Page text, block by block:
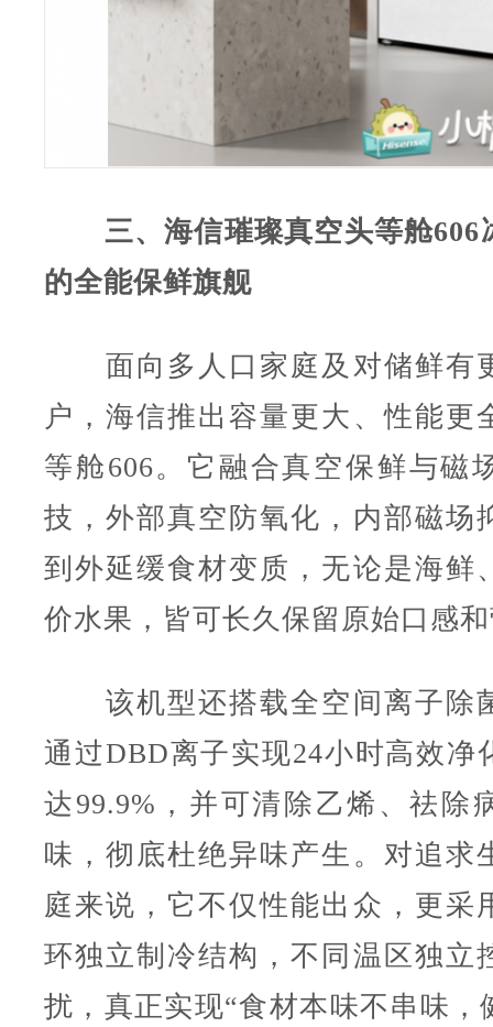
三、海信璀璨真空头等舱606
的全能保鲜旗舰
面向多人口家庭及对储鲜有
户，海信推出容量更大、性能更
等舱606。它融合真空保鲜与磁
技，外部真空防氧化，内部磁场
到外延缓食材变质，无论是海鲜
价水果，皆可长久保留原始口感
该机型还搭载全空间离子除
通过DBD离子实现24小时高效净
达99.9%，并可清除乙烯、祛除
味，彻底杜绝异味产生。对追求
庭来说，它不仅性能出众，更采
环独立制冷结构，不同温区独立
扰，真正实现“食材本味不串味，